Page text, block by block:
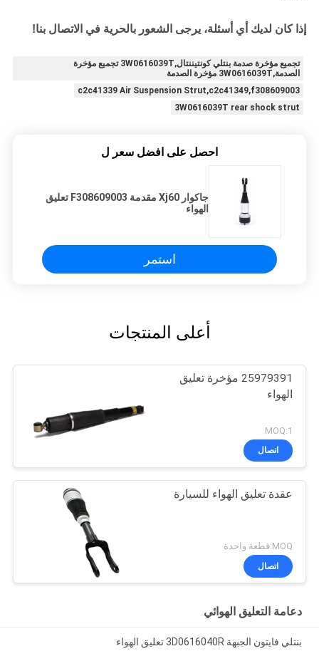
إذا كان لديك أي أسئلة، يرجى الشعور بالحرية في الاتصال بنا!
تجميع مؤخرة صدمة بنتلي كونتيننتال,3W0616039T تجميع مؤخرة
الصدمة,3W0616039T مؤخرة الصدمة
c2c41339 Air Suspension Strut,c2c41349,f308609003
3W0616039T rear shock strut
احصل على افضل سعر ل
جاكوار Xj60 مقدمة F308609003 تعليق
الهواء
استمر
أعلى المنتجات
25979391 مؤخرة تعليق
الهواء
MOQ:1
اتصال
عقدة تعليق الهواء للسيارة
MOQ:قطعة واحدة
اتصال
دعامة التعليق الهوائي
بنتلي فايتون الجبهة 3D0616040R تعليق الهواء